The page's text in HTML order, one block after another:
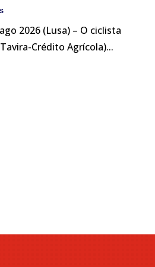
2026 (Lusa) – O ciclista
Crédito Agrícola)...